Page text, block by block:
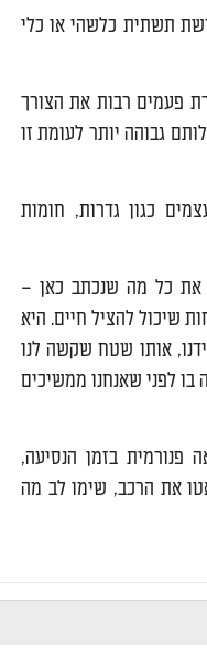
תשתית כלשהי או כלי
פעמים רבות את הצורך
גבוהה יותר לעומת זו
כגון גדרות, חומות
כל מה שנכתב כאן –
שיכול להציל חיים. היא
אותו שטח שקשה לנו
בו לפני שאנחנו ממשיכים
בזמן הנסיעה,
את הרכב, שימו לב מה